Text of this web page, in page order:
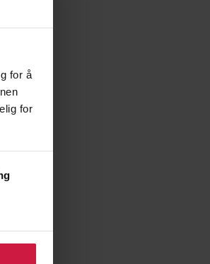
for å
for